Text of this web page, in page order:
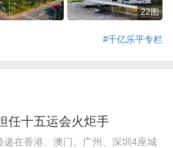
22图
#千亿乐平专栏
任十五运会火炬手
在香港、澳门、广州、深圳4座城